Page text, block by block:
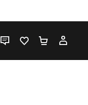
CHAT PREFERITI 0